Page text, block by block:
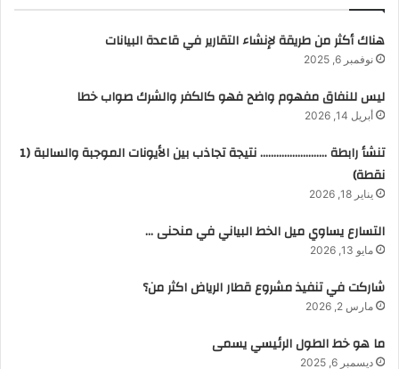
هناك أكثر من طريقة لإنشاء التقارير في قاعدة البيانات
نوفمبر 6, 2025
ليس للنفاق مفهوم واضح فهو كالكفر والشرك صواب خطا
أبريل 14, 2026
تنشأ رابطة ……………………. نتيجة تجاذب بين الأيونات الموجبة والسالبة (1
نقطة)
يناير 18, 2026
التسارع يساوي ميل الخط البياني في منحنى …
مايو 13, 2026
شاركت في تنفيذ مشروع قطار الرياض اكثر من؟
مارس 2, 2026
ما هو خط الطول الرئيسي يسمى
ديسمبر 6, 2025